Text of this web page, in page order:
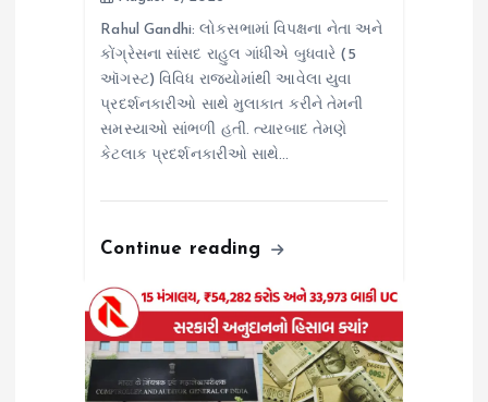
Rahul Gandhi: લોકસભામાં વિપક્ષના નેતા અને
કોંગ્રેસના સાંસદ રાહુલ ગાંધીએ બુધવારે (5
ઑગસ્ટ) વિવિધ રાજ્યોમાંથી આવેલા યુવા
પ્રદર્શનકારીઓ સાથે મુલાકાત કરીને તેમની
સમસ્યાઓ સાંભળી હતી. ત્યારબાદ તેમણે
કેટલાક પ્રદર્શનકારીઓ સાથે…
Continue reading